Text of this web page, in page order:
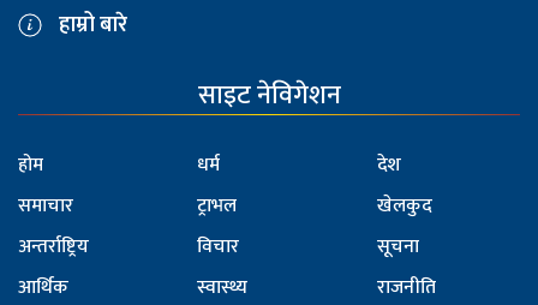
हाम्रो बारे
साइट नेविगेशन
होम
समाचार
अन्तर्राष्ट्रिय
आर्थिक
धर्म
ट्राभल
विचार
स्वास्थ्य
देश
खेलकुद
सूचना
राजनीति